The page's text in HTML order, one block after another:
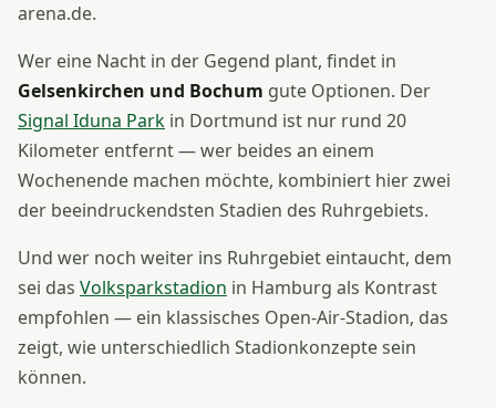
arena.de.
Wer eine Nacht in der Gegend plant, findet in
Gelsenkirchen und Bochum gute Optionen. Der
Signal Iduna Park in Dortmund ist nur rund 20
Kilometer entfernt — wer beides an einem
Wochenende machen möchte, kombiniert hier zwei
der beeindruckendsten Stadien des Ruhrgebiets.
Und wer noch weiter ins Ruhrgebiet eintaucht, dem
sei das Volksparkstadion in Hamburg als Kontrast
empfohlen — ein klassisches Open-Air-Stadion, das
zeigt, wie unterschiedlich Stadionkonzepte sein
können.